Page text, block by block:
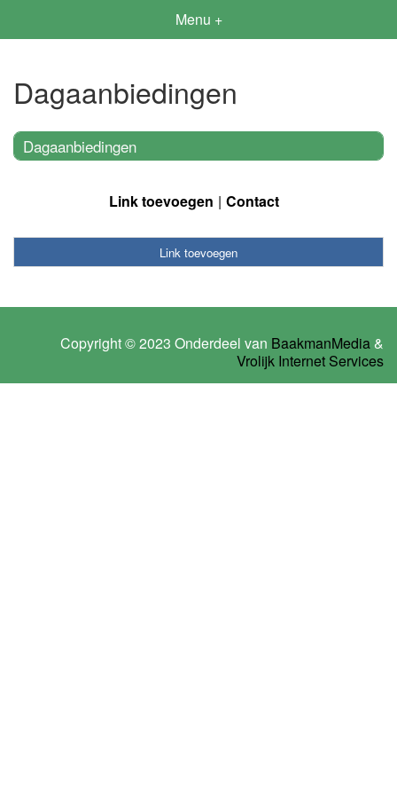
Menu +
Dagaanbiedingen
Dagaanbiedingen
Link toevoegen Contact
Link toevoegen
Copyright © 2023 Onderdeel van BaakmanMedia &
Vrolijk Internet Services